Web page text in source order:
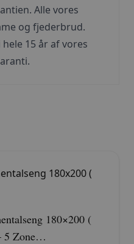
Alle vores
og fjederbrud.
15 år af vores
180×200 (
5 Zone…